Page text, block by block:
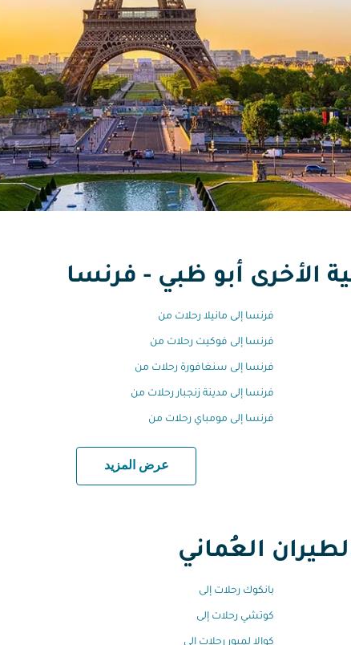
الأخرى أبو ظبي - فرنسا
فرنسا إلى مانيلا رحلات من
فرنسا إلى فوكيت رحلات من
فرنسا إلى سنغافورة رحلات من
فرنسا إلى مدينة زنجبار رحلات من
فرنسا إلى مومباي رحلات من
عرض المزيد
العُماني
بانكوك رحلات إلى
كوتشي رحلات إلى
كوالا لمبور رحلات إلى